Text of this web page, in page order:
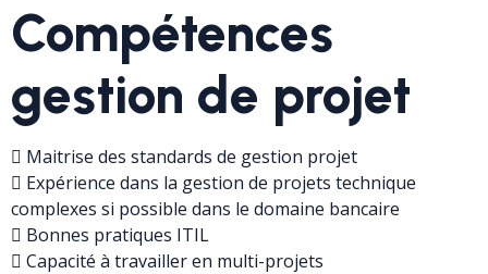
Compétences
gestion de projet
 Maitrise des standards de gestion projet
 Expérience dans la gestion de projets technique
complexes si possible dans le domaine bancaire
 Bonnes pratiques ITIL
 Capacité à travailler en multi-projets